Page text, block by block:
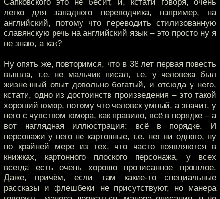
Сапковского это не бесит, и, кстати говоря, очень
легко для западного переводчика, например, на
английский, потому что переводить стилизованную
славянскую речь на английский язык – это просто ну я
не знаю, а как?
Ну опять же, повторимся, что в 38 лет первая повесть
вышла, т.е. не мальчик писал, т.е. у человека был
жизненный опыт довольно богатый, и отсюда у него,
кстати, одно из достоинств произведения – это такой
хороший юмор, потому что человек умный, а значит, у
него с чувством юмора, как правило, всё в порядке – а
вот наглядная иллюстрация: всё в порядке. И
персонажи у него не картонные, т.е. нет ни одного, ну
по крайней мере из тех, что часто появляются в
книжках, картонного плоского персонажа, у всех
всегда есть очень хорошо прописанное прошлое.
Даже, причём, если там какие-то специальные
рассказы и флешбеки не присутствуют, но манера